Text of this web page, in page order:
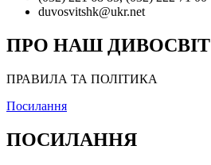
duvosvitshk@ukr.net
ПРО НАШ ДИВОСВІТ
ПРАВИЛА ТА ПОЛІТИКА
Посилання
ПОСИЛАННЯ